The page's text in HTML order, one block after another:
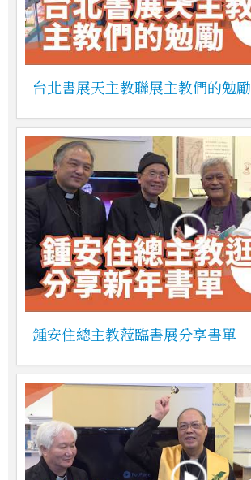
台北書展天主教聯展主教們的勉勵
鍾安住總主教蒞臨書展分享書單